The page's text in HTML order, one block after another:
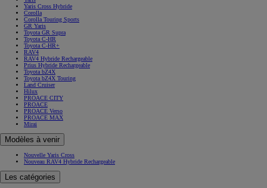
Yaris Cross Hybride
Corolla
Corolla Touring Sports
GR Yaris
Toyota GR Supra
Toyota C-HR
Toyota C-HR+
RAV4
RAV4 Hybride Rechargeable
Prius Hybride Rechargeable
Toyota bZ4X
Toyota bZ4X Touring
Land Cruiser
Hilux
PROACE CITY
PROACE
PROACE Verso
PROACE MAX
Mirai
Modèles à venir
Nouvelle Yaris Cross
Nouveau RAV4 Hybride Rechargeable
Les catégories